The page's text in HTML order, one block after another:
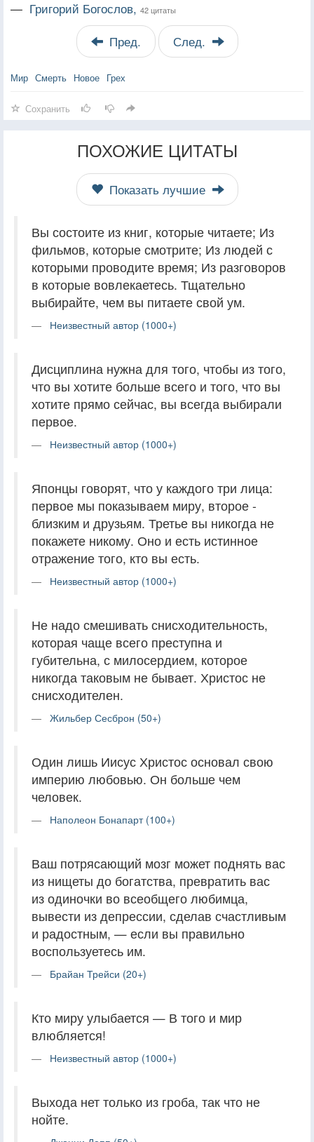
— Григорий Богослов, 42 цитаты
Пред. След.
Мир Смерть Новое Грех
Сохранить
ПОХОЖИЕ ЦИТАТЫ
Показать лучшие
Вы состоите из книг, которые читаете; Из
фильмов, которые смотрите; Из людей с
которыми проводите время; Из разговоров
в которые вовлекаетесь. Тщательно
выбирайте, чем вы питаете свой ум.
Неизвестный автор (1000+)
Дисциплина нужна для того, чтобы из того,
что вы хотите больше всего и того, что вы
хотите прямо сейчас, вы всегда выбирали
первое.
Неизвестный автор (1000+)
Японцы говорят, что у каждого три лица:
первое мы показываем миру, второе -
близким и друзьям. Третье вы никогда не
покажете никому. Оно и есть истинное
отражение того, кто вы есть.
Неизвестный автор (1000+)
Не надо смешивать снисходительность,
которая чаще всего преступна и
губительна, с милосердием, которое
никогда таковым не бывает. Христос не
снисходителен.
Жильбер Сесброн (50+)
Один лишь Иисус Христос основал свою
империю любовью. Он больше чем
человек.
Наполеон Бонапарт (100+)
Ваш потрясающий мозг может поднять вас
из нищеты до богатства, превратить вас
из одиночки во всеобщего любимца,
вывести из депрессии, сделав счастливым
и радостным, — если вы правильно
воспользуетесь им.
Брайан Трейси (20+)
Кто миру улыбается — В того и мир
влюбляется!
Неизвестный автор (1000+)
Выхода нет только из гроба, так что не
нойте.